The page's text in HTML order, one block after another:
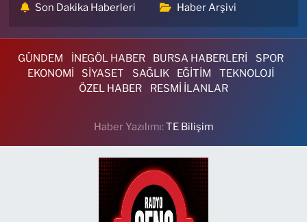
Son Dakika Haberleri Haber Arşivi
GÜNDEM İNEGÖL HABER BURSA HABERLERİ
SPOR
EKONOMİ
SİYASET SAĞLIK EĞİTİM
TEKNOLOJİ
ÖZEL HABER
RESMİ İLANLAR
Haber Yazılımı:TE Bilişim